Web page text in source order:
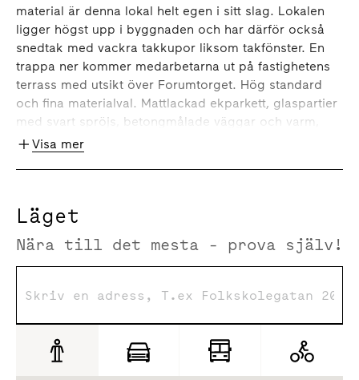
material är denna lokal helt egen i sitt slag. Lokalen
ligger högst upp i byggnaden och har därför också
snedtak med vackra takkupor liksom takfönster. En
trappa ner kommer medarbetarna ut på fastighetens
terrass med utsikt över Forumtorget. Hög standard
och fina materialval. Mattlackad ekparkett, glaspartier
med svart spröjs, betongmålade väggar och varm,
petroleum i pentryt. Planlösningen är öppen och taket
Omgivning
Forumkvarteret rymmer kontor, bostäder samt
gallerian med flera butiker, caféer och restauranger.
då bland annat gallerian har byggts om och
Forumtorget har fått ett nytt uttryck med ny möblering
och flera trevliga uteserveringar. I Forumkvarteret har
du närhet till myllret på Dragarbrunnsgatan och lugnet
längs promenadstråk intill Fyrisån.
Visa mer
Läget
Nära till det mesta - prova själv!